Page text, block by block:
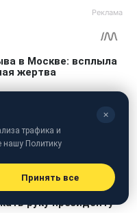
✕
трафика и
нашу Политику
Принять все